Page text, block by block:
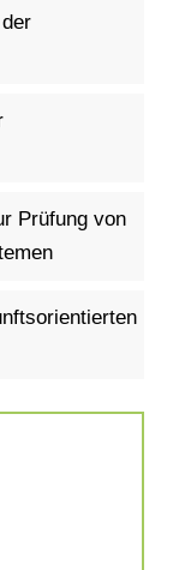
Prüfung von